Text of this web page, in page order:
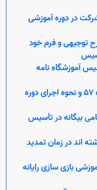
در دوره آموزشی
توجیهی و فرم خود
آموزشگاه نامه
09. شفاف سازی در خصوص ماده 57 و نحوه اجرای دوره
بیگانه در تأسیس
اند در زمان تمدید
بازی سازی رایانه